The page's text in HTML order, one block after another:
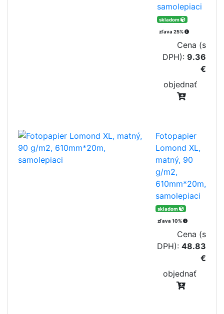
samolepiaci
skladom
zľava 25%
Cena (s
DPH): 9.36
€
objednať
Fotopapier
Lomond XL,
matný, 90
g/m2,
610mm*20m,
samolepiaci
skladom
zľava 10%
Cena (s
DPH): 48.83
€
objednať